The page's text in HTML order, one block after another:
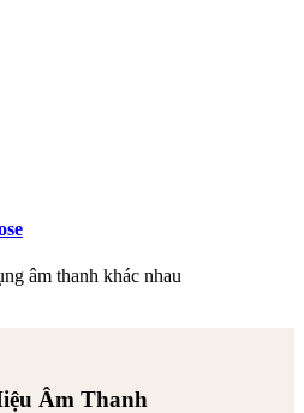
âm thanh khác nhau
Âm Thanh